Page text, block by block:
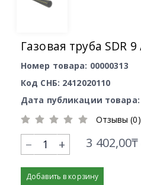
Газовая труба SDR
Номер товара: 00000313
Код СНБ: 2412020110
Дата публикации товара:
Отзывы (0)
+ 3
Добавить в корзину